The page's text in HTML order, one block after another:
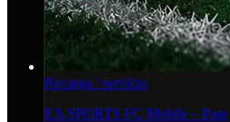
Recarga / servicio
EA SPORTS FC Mobile – Pase